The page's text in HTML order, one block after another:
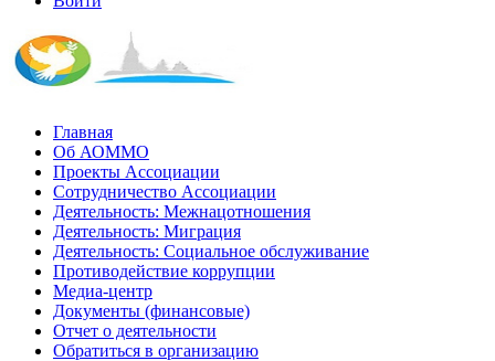
Главная
Об АОММО
Проекты Ассоциации
Сотрудничество Ассоциации
Деятельность: Межнацотношения
Деятельность: Миграция
Деятельность: Социальное обслуживание
Противодействие коррупции
Медиа-центр
Документы (финансовые)
Отчет о деятельности
Обратиться в организацию